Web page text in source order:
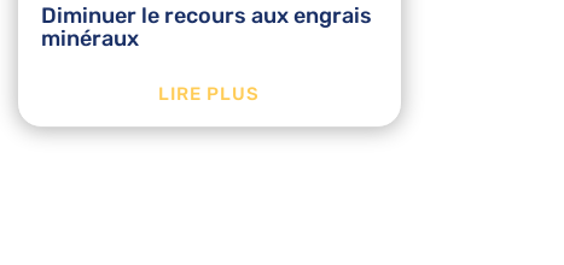
Diminuer le recours aux engrais
minéraux
LIRE PLUS